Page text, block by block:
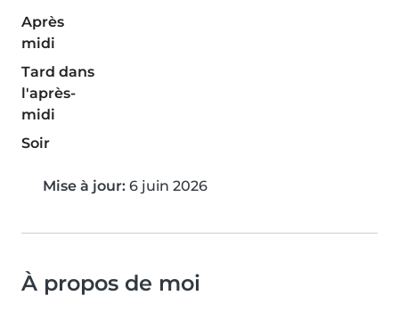
Après
midi
Tard dans
l'après-
midi
Soir
Mise à jour: 6 juin 2026
À propos de moi